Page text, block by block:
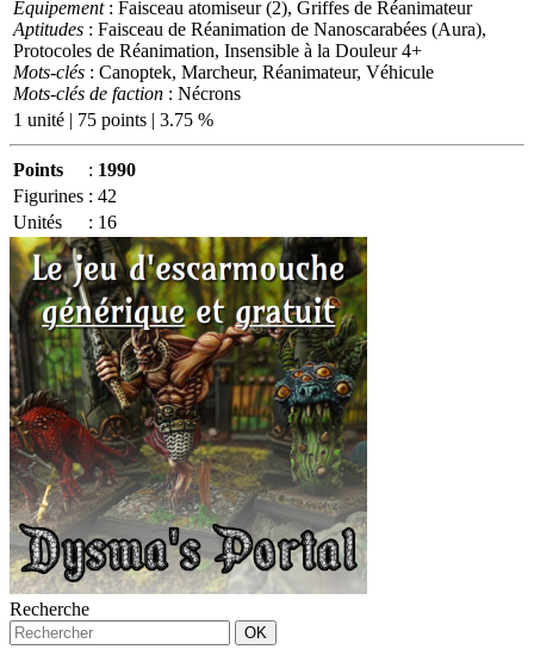
Equipement: Faisceau atomiseur (2), Griffes de Réanimateur
Aptitudes : Faisceau de Réanimation de Nanoscarabées (Aura),
Protocoles de Réanimation, Insensible à la Douleur 4+
Mots-clés : Canoptek, Marcheur, Réanimateur, Véhicule
Mots-clés de faction : Nécrons
1 unité | 75 points | 3.75 %
Points : 1990
Figurines : 42
Unités
: 16
Recherche